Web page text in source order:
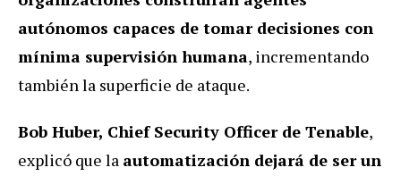
autónomos capaces de tomar decisiones con
mínima supervisión humana, incrementando
también la superficie de ataque.
Bob Huber, Chief Security Officer de Tenable,
explicó que la automatización dejará de ser un